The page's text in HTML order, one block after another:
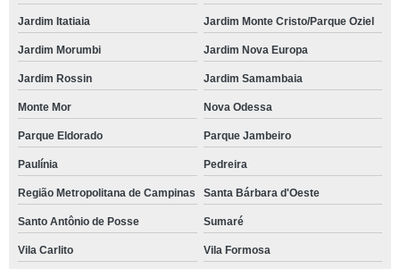
Jardim Itatiaia Jardim Monte Cristo/Parque Oziel
Jardim Morumbi Jardim Nova Europa
Jardim Rossin Jardim Samambaia
Monte Mor Nova Odessa
Parque Eldorado Parque Jambeiro
Paulínia Pedreira
Região Metropolitana de Campinas Santa Bárbara d'Oeste
Santo Antônio de Posse Sumaré
Vila Carlito Vila Formosa